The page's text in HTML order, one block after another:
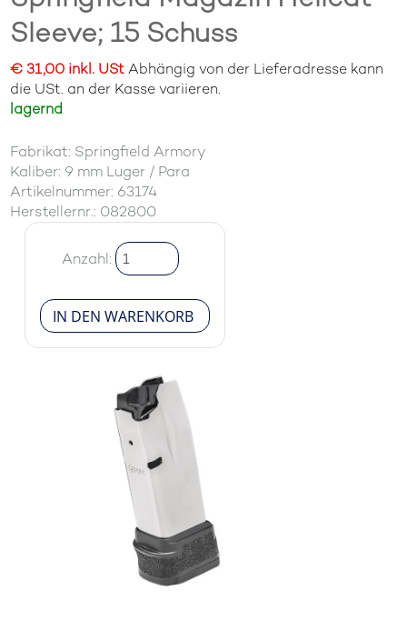
Sleeve; 15 Schuss
€ 31,00 inkl. UStAbhängig von der Lieferadresse kann
die USt. an der Kasse variieren.
lagernd
Fabrikat: Springfield Armory
Kaliber: 9 mm Luger / Para
Artikelnummer: 63174
Herstellernr.: 082800
Anzahl: